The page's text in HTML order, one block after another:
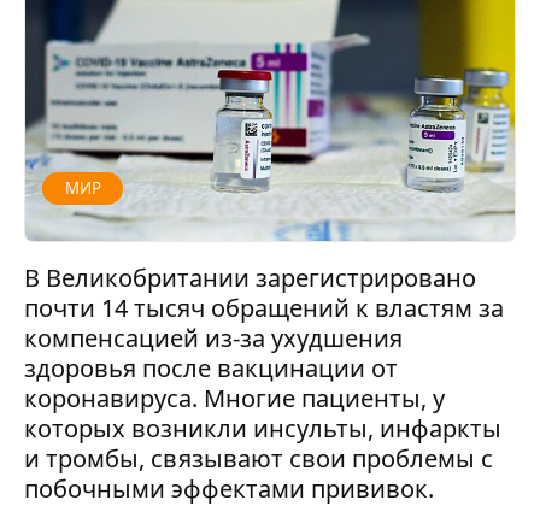
МИР
В Великобритании зарегистрировано
почти 14 тысяч обращений к властям за
компенсацией из-за ухудшения
здоровья после вакцинации от
коронавируса. Многие пациенты, у
которых возникли инсульты, инфаркты
и тромбы, связывают свои проблемы с
побочными эффектами прививок.